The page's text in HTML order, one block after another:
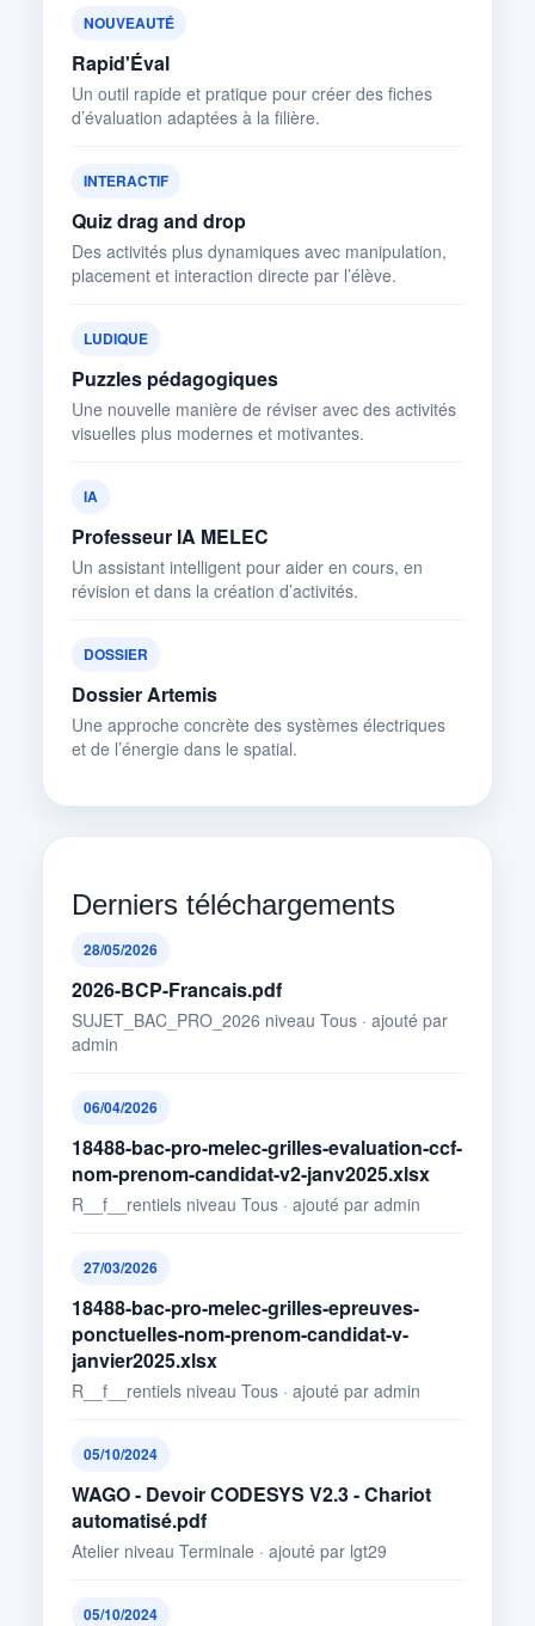
NOUVEAUTÉ
Rapid'Éval
Un outil rapide et pratique pour créer des fiches
d’évaluation adaptées à la filière.
INTERACTIF
Quiz drag and drop
Des activités plus dynamiques avec manipulation,
placement et interaction directe par l’élève.
LUDIQUE
Puzzles pédagogiques
Une nouvelle manière de réviser avec des activités
visuelles plus modernes et motivantes.
IA
Professeur IA MELEC
Un assistant intelligent pour aider en cours, en
révision et dans la création d’activités.
DOSSIER
Dossier Artemis
Une approche concrète des systèmes électriques
et de l’énergie dans le spatial.
Derniers téléchargements
28/05/2026
2026-BCP-Francais.pdf
SUJET_BAC_PRO_2026 niveau Tous · ajouté par
admin
06/04/2026
18488-bac-pro-melec-grilles-evaluation-ccf-
nom-prenom-candidat-v2-janv2025.xlsx
R__f__rentiels niveau Tous · ajouté par admin
27/03/2026
18488-bac-pro-melec-grilles-epreuves-
ponctuelles-nom-prenom-candidat-v-
janvier2025.xlsx
R__f__rentiels niveau Tous · ajouté par admin
05/10/2024
WAGO - Devoir CODESYS V2.3 - Chariot
automatisé.pdf
Atelier niveau Terminale · ajouté par lgt29
05/10/2024